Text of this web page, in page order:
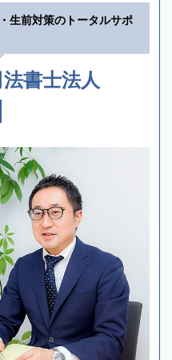
生前対策のトータルサポ
書士法人